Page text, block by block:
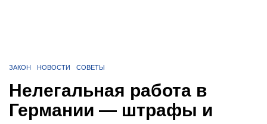
ЗАКОН НОВОСТИ СОВЕТЫ
Нелегальная работа в
Германии — штрафы и